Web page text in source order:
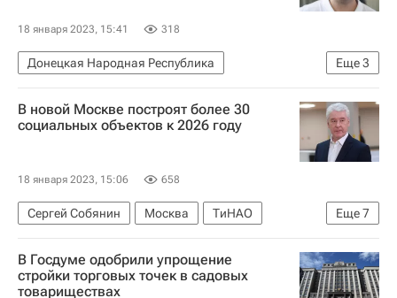
18 января 2023, 15:41 318
Еще3
Донецкая Народная Республика
Виталий Хоценко
Министерство строительства и жилищно-коммунального хозяйства РФ (Минстрой России)
В новой Москве построят более 30
социальных объектов к 2026 году
18 января 2023, 15:06 658
Еще7
Сергей Собянин Москва
ТиНАО
Новомосковский административный округ
Новая Москва
Инфраструктура
Социальная инфраструктура
В Госдуме одобрили упрощение
стройки торговых точек в садовых
товариществах